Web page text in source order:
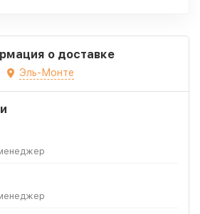
о доставке
Эль-Монте